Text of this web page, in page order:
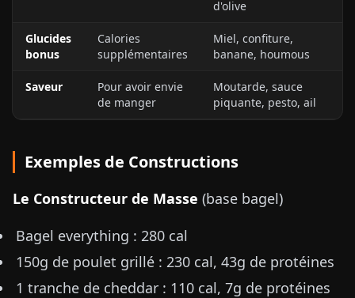
d'olive
Glucides
bonus
Calories
supplémentaires
Miel, confiture,
banane, houmous
Saveur
Pour avoir envie
de manger
Moutarde, sauce
piquante, pesto, ail
Exemples de Constructions
Le Constructeur de Masse (base bagel)
Bagel everything : 280 cal
150g de poulet grillé : 230 cal, 43g de protéines
1 tranche de cheddar : 110 cal, 7g de protéines